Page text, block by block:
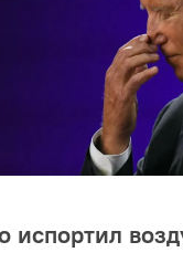
испортил